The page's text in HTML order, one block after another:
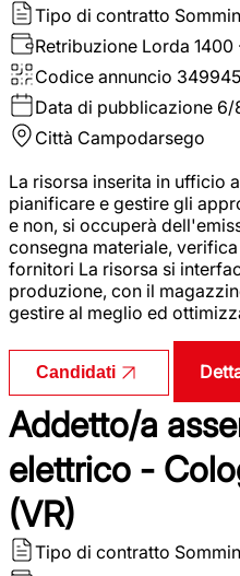
Tipo di contratto
Retribuzione Lorda 1400
Codice annuncio 349945
Data di pubblicazione 6/
Città Campodarsego
La risorsa inserita in ufficio
pianificare e gestire gli
e non, si occuperà
consegna materiale,
fornitori La risorsa si
produzione, con il
gestire al meglio ed
Candidati
Addetto/a
elettrico -
(VR)
Tipo di contratto